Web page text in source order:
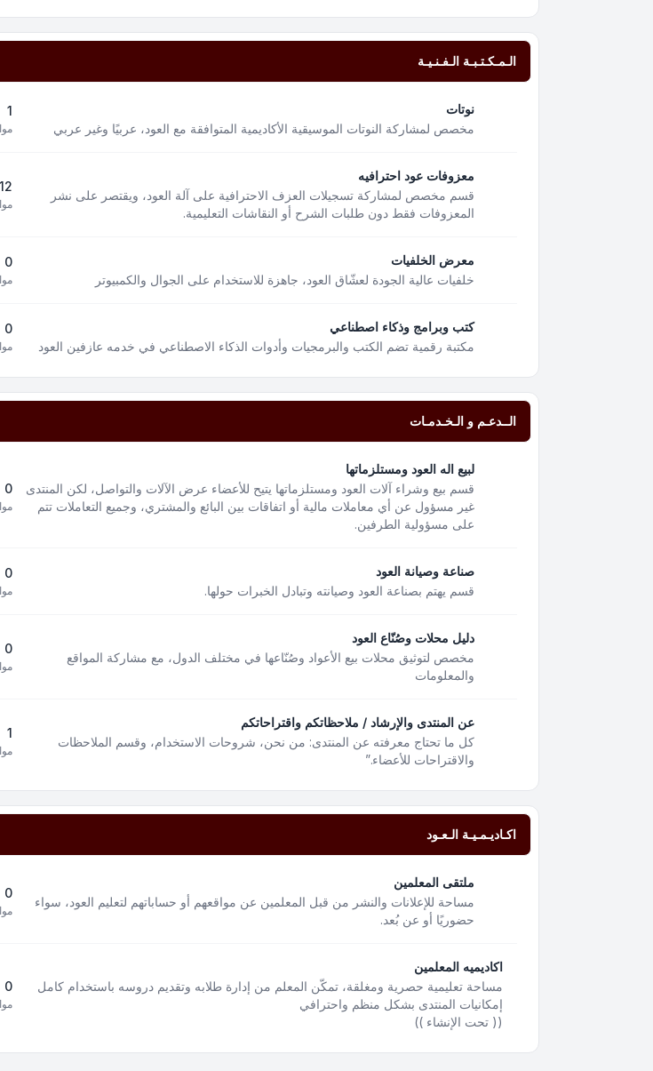
الـمـكـتـبـة الـفـنـيـة
نوتات
مخصص لمشاركة النوتات الموسيقية الأكاديمية المتوافقة مع العود، عربيًا وغير عربي
1
معزوفات عود احترافيه
قسم مخصص لمشاركة تسجيلات العزف الاحترافية على آلة العود، ويقتصر على نشر
المعزوفات فقط دون طلبات الشرح أو النقاشات التعليمية.
12
معرض الخلفيات
خلفيات عالية الجودة لعشّاق العود، جاهزة للاستخدام على الجوال والكمبيوتر
0
كتب وبرامج وذكاء اصطناعي
مكتبة رقمية تضم الكتب والبرمجيات وأدوات الذكاء الاصطناعي في خدمه عازفين العود
0
الــدعـم و الـخـدمـات
لبيع اله العود ومستلزماتها
قسم بيع وشراء آلات العود ومستلزماتها يتيح للأعضاء عرض الآلات والتواصل، لكن المنتدى
غير مسؤول عن أي معاملات مالية أو اتفاقات بين البائع والمشتري، وجميع التعاملات تتم
على مسؤولية الطرفين.
0
صناعة وصيانة العود
قسم يهتم بصناعة العود وصيانته وتبادل الخبرات حولها.
0
دليل محلات وصُنّاع العود
مخصص لتوثيق محلات بيع الأعواد وصُنّاعها في مختلف الدول، مع مشاركة المواقع
والمعلومات
0
عن المنتدى والإرشاد / ملاحظاتكم واقتراحاتكم
كل ما تحتاج معرفته عن المنتدى: من نحن، شروحات الاستخدام، وقسم الملاحظات
والاقتراحات للأعضاء.”
1
اكـاديـمـيـة الـعـود
ملتقى المعلمين
مساحة للإعلانات والنشر من قبل المعلمين عن مواقعهم أو حساباتهم لتعليم العود، سواء
حضوريًا أو عن بُعد.
0
اكاديميه المعلمين
مساحة تعليمية حصرية ومغلقة، تمكّن المعلم من إدارة طلابه وتقديم دروسه باستخدام كامل
إمكانيات المنتدى بشكل منظم واحترافي
(( تحت الإنشاء ))
0